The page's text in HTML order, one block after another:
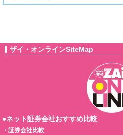
ザイ・オンラインSiteMap
●ネット証券会社おすすめ比較
・ 証券会社比較